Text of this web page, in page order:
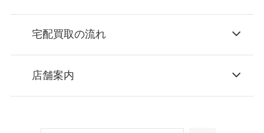
宅配買取の流れ
お申込み
店舗案内